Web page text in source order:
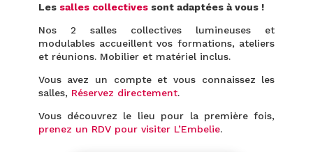
Les salles collectivessont adaptées à vous !
Nos 2 salles collectives lumineuses et
modulables accueillent vos formations, ateliers
et réunions. Mobilier et matériel inclus.
Vous avez un compte et vous connaissez les
salles, Réservez directement.
Vous découvrez le lieu pour la première fois,
prenez un RDV pour visiter L’Embelie.